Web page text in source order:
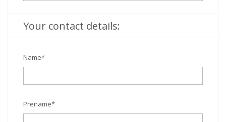
Your contact details:
Name*
Prename*